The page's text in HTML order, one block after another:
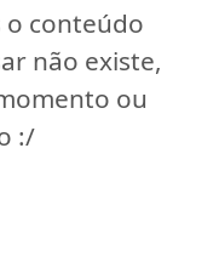
o conteúdo
não existe,
ou
:/